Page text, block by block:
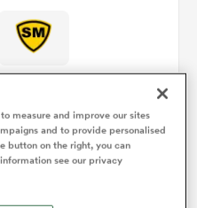
match
measure and improve our sites
and to provide personalised
button on the right, you can
see our privacy